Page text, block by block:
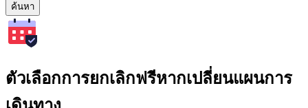
ค้นหา
ตัวเลือกการยกเลิกฟรีหากเปลี่ยนแผนการ